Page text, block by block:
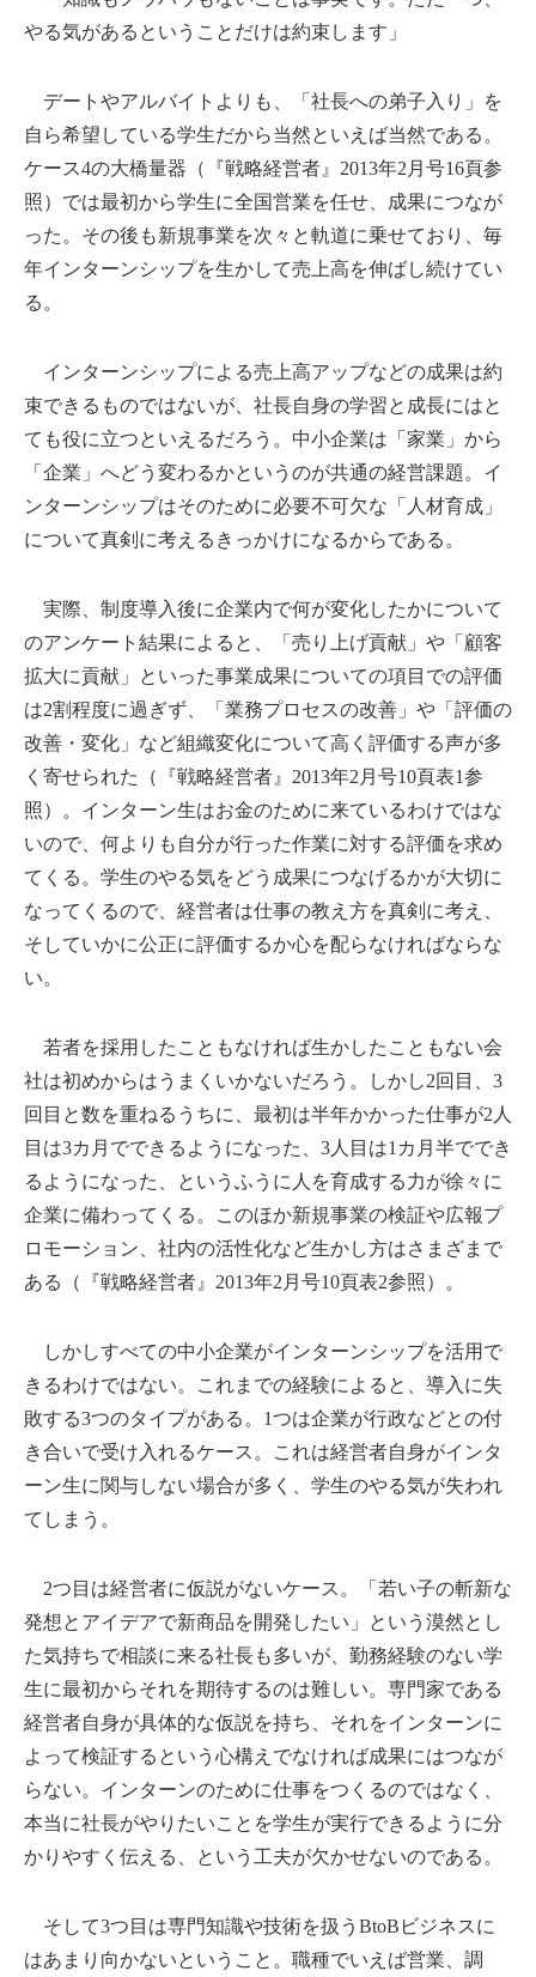
やる気があるということだけは約束します」
デートやアルバイトよりも、「社長への弟子入り」を
自ら希望している学生だから当然といえば当然である。
ケース4の大橋量器（『戦略経営者』2013年2月号16頁参
照）では最初から学生に全国営業を任せ、成果につなが
った。その後も新規事業を次々と軌道に乗せており、毎
年インターンシップを生かして売上高を伸ばし続けてい
る。
インターンシップによる売上高アップなどの成果は約
束できるものではないが、社長自身の学習と成長にはと
ても役に立つといえるだろう。中小企業は「家業」から
「企業」へどう変わるかというのが共通の経営課題。イ
ンターンシップはそのために必要不可欠な「人材育成」
について真剣に考えるきっかけになるからである。
実際、制度導入後に企業内で何が変化したかについて
のアンケート結果によると、「売り上げ貢献」や「顧客
拡大に貢献」といった事業成果についての項目での評価
は2割程度に過ぎず、「業務プロセスの改善」や「評価の
改善・変化」など組織変化について高く評価する声が多
く寄せられた（『戦略経営者』2013年2月号10頁表1参
照）。インターン生はお金のために来ているわけではな
いので、何よりも自分が行った作業に対する評価を求め
てくる。学生のやる気をどう成果につなげるかが大切に
なってくるので、経営者は仕事の教え方を真剣に考え、
そしていかに公正に評価するか心を配らなければならな
い。
若者を採用したこともなければ生かしたこともない会
社は初めからはうまくいかないだろう。しかし2回目、3
回目と数を重ねるうちに、最初は半年かかった仕事が2人
目は3カ月でできるようになった、3人目は1カ月半ででき
るようになった、というふうに人を育成する力が徐々に
企業に備わってくる。このほか新規事業の検証や広報プ
ロモーション、社内の活性化など生かし方はさまざまで
ある（『戦略経営者』2013年2月号10頁表2参照）。
しかしすべての中小企業がインターンシップを活用で
きるわけではない。これまでの経験によると、導入に失
敗する3つのタイプがある。1つは企業が行政などとの付
き合いで受け入れるケース。これは経営者自身がインタ
ーン生に関与しない場合が多く、学生のやる気が失われ
てしまう。
2つ目は経営者に仮説がないケース。「若い子の斬新な
発想とアイデアで新商品を開発したい」という漠然とし
た気持ちで相談に来る社長も多いが、勤務経験のない学
生に最初からそれを期待するのは難しい。専門家である
経営者自身が具体的な仮説を持ち、それをインターンに
よって検証するという心構えでなければ成果にはつなが
らない。インターンのために仕事をつくるのではなく、
本当に社長がやりたいことを学生が実行できるように分
かりやすく伝える、という工夫が欠かせないのである。
そして3つ目は専門知識や技術を扱うBtoBビジネスに
はあまり向かないということ。職種でいえば営業、調